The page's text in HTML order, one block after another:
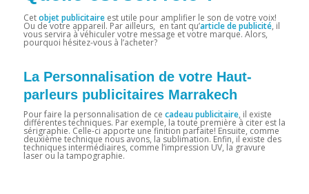
Cetobjet publicitaireest utile pour amplifier le son de votre voix!
Ou de votre appareil. Par ailleurs, en tant qu’article de publicité, il
vous servira à véhiculer votre message et votre marque. Alors,
pourquoi hésitez-vous à l’acheter?
La Personnalisation de votre Haut-
parleurs publicitaires Marrakech
Pour faire la personnalisation de ce cadeau publicitaire, il existe
différentes techniques. Par exemple, la toute première à citer est la
sérigraphie. Celle-ci apporte une finition parfaite! Ensuite, comme
deuxième technique nous avons, la sublimation. Enfin, il existe des
techniques intermédiaires, comme l’impression UV, la gravure
laser ou la tampographie.